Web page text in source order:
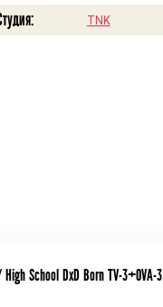
TNK
School DxD Born TV-3+OVA-3